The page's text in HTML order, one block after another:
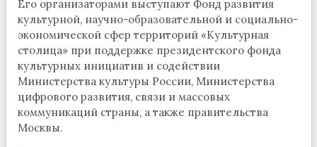
Его организаторами выступают Фонд развития
культурной, научно-образовательной и социально-
экономической сфер территорий «Культурная
столица» при поддержке президентского фонда
культурных инициатив и содействии
Министерства культуры России, Министерства
цифрового развития, связи и массовых
коммуникаций страны, а также правительства
Москвы.